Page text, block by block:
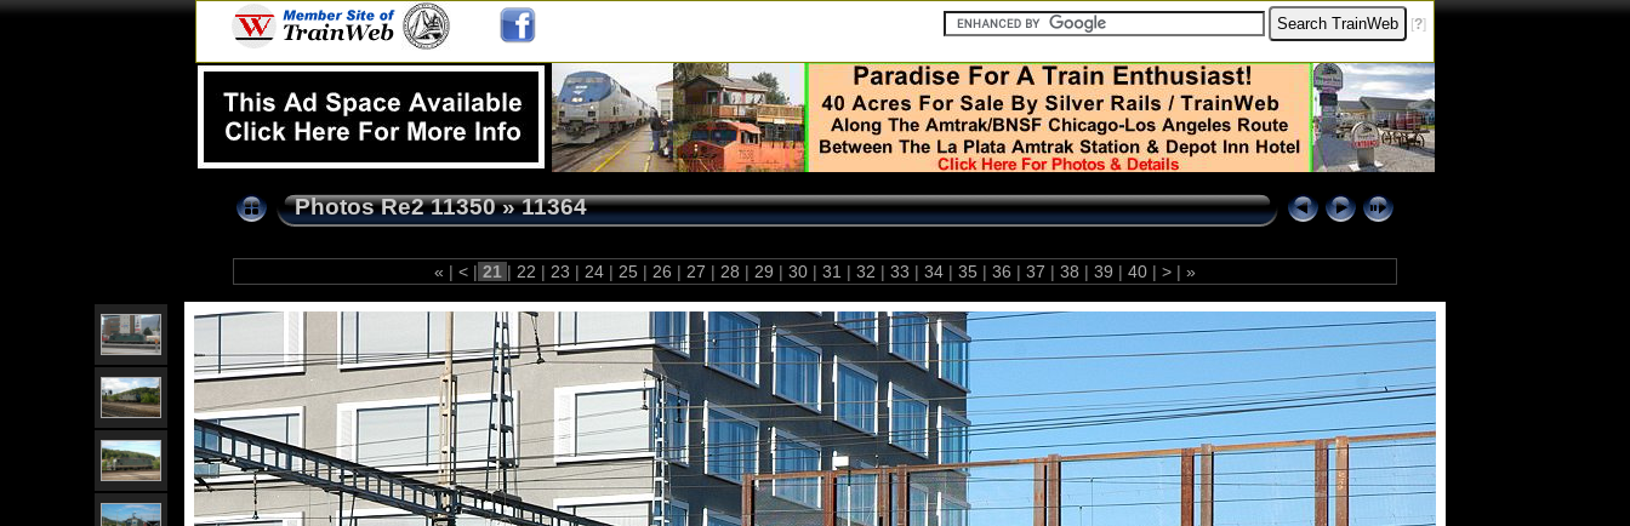
[?]
Photos Re2 11350»11364
« | < | 21 | 22 | 23 | 24 | 25 | 26 | 27 | 28 | 29 | 30 | 31 | 32 | 33 | 34 | 35 | 36 | 37 | 38 | 39 | 40 | > | »